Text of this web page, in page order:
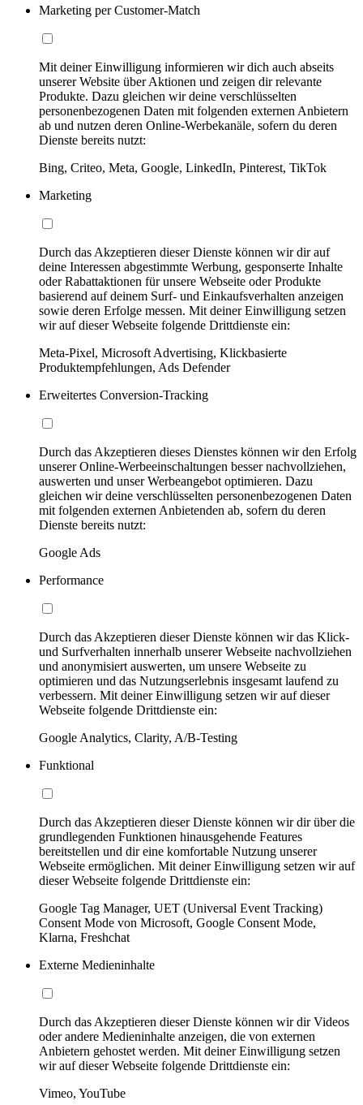
Marketing per Customer-Match
Mit deiner Einwilligung informieren wir dich auch abseits
unserer Website über Aktionen und zeigen dir relevante
Produkte. Dazu gleichen wir deine verschlüsselten
personenbezogenen Daten mit folgenden externen Anbietern
ab und nutzen deren Online-Werbekanäle, sofern du deren
Dienste bereits nutzt:
Bing, Criteo, Meta, Google, LinkedIn, Pinterest, TikTok
Marketing
Durch das Akzeptieren dieser Dienste können wir dir auf
deine Interessen abgestimmte Werbung, gesponserte Inhalte
oder Rabattaktionen für unsere Webseite oder Produkte
basierend auf deinem Surf- und Einkaufsverhalten anzeigen
sowie deren Erfolge messen. Mit deiner Einwilligung setzen
wir auf dieser Webseite folgende Drittdienste ein:
Meta-Pixel, Microsoft Advertising, Klickbasierte
Produktempfehlungen, Ads Defender
Erweitertes Conversion-Tracking
Durch das Akzeptieren dieses Dienstes können wir den Erfolg
unserer Online-Werbeeinschaltungen besser nachvollziehen,
auswerten und unser Werbeangebot optimieren. Dazu
gleichen wir deine verschlüsselten personenbezogenen Daten
mit folgenden externen Anbietenden ab, sofern du deren
Dienste bereits nutzt:
Google Ads
Performance
Durch das Akzeptieren dieser Dienste können wir das Klick-
und Surfverhalten innerhalb unserer Webseite nachvollziehen
und anonymisiert auswerten, um unsere Webseite zu
optimieren und das Nutzungserlebnis insgesamt laufend zu
verbessern. Mit deiner Einwilligung setzen wir auf dieser
Webseite folgende Drittdienste ein:
Google Analytics, Clarity, A/B-Testing
Funktional
Durch das Akzeptieren dieser Dienste können wir dir über die
grundlegenden Funktionen hinausgehende Features
bereitstellen und dir eine komfortable Nutzung unserer
Webseite ermöglichen. Mit deiner Einwilligung setzen wir auf
dieser Webseite folgende Drittdienste ein:
Google Tag Manager, UET (Universal Event Tracking)
Consent Mode von Microsoft, Google Consent Mode,
Klarna, Freshchat
Externe Medieninhalte
Durch das Akzeptieren dieser Dienste können wir dir Videos
oder andere Medieninhalte anzeigen, die von externen
Anbietern gehostet werden. Mit deiner Einwilligung setzen
wir auf dieser Webseite folgende Drittdienste ein:
Vimeo, YouTube